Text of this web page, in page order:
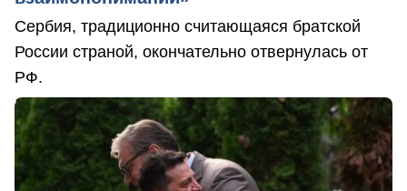
Сербия, традиционно считающаяся братской
России страной, окончательно отвернулась от
РФ.